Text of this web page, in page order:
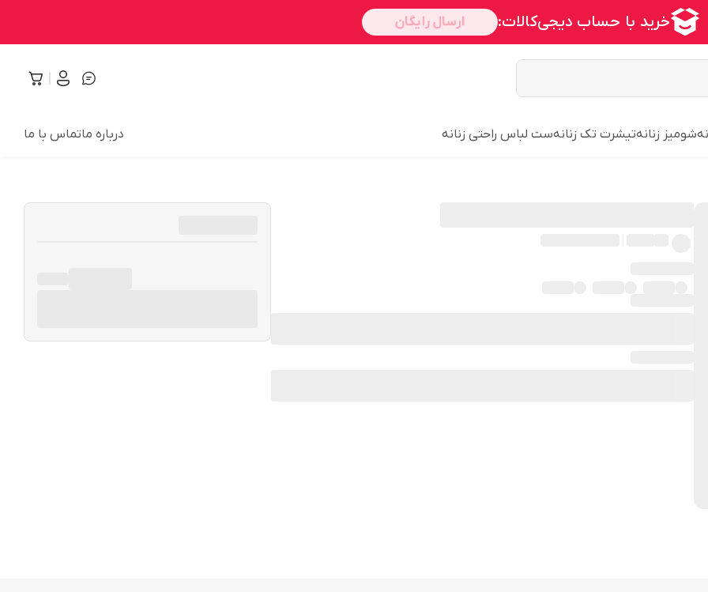
شومیز زنانهتیشرت تک زنانهست لباس راحتی زنانه درباره ماتماس با ما